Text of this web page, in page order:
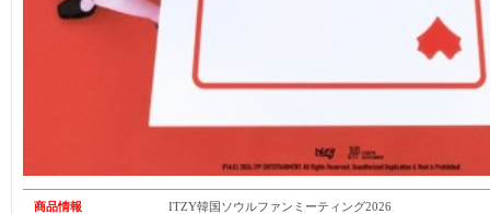
商品情報
ITZY韓国ソウルファンミーティング2026